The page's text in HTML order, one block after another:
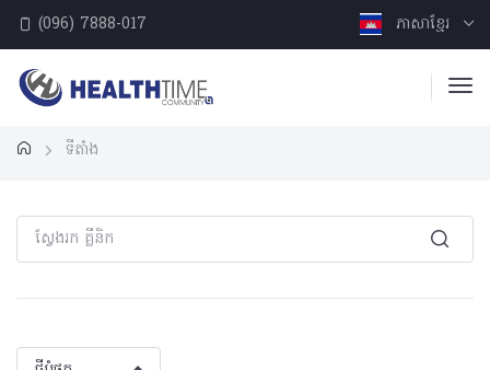
(096) 7888-017 ភាសាខ្មែរ
ទីតាំង